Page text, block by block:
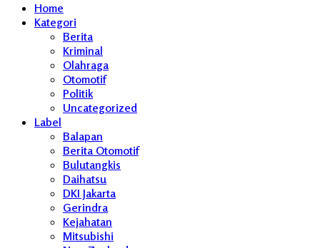
Home
Kategori
Berita
Kriminal
Olahraga
Otomotif
Politik
Uncategorized
Label
Balapan
Berita Otomotif
Bulutangkis
Daihatsu
DKI Jakarta
Gerindra
Kejahatan
Mitsubishi